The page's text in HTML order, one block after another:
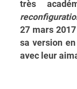
très
27 mars
sa version
avec leur